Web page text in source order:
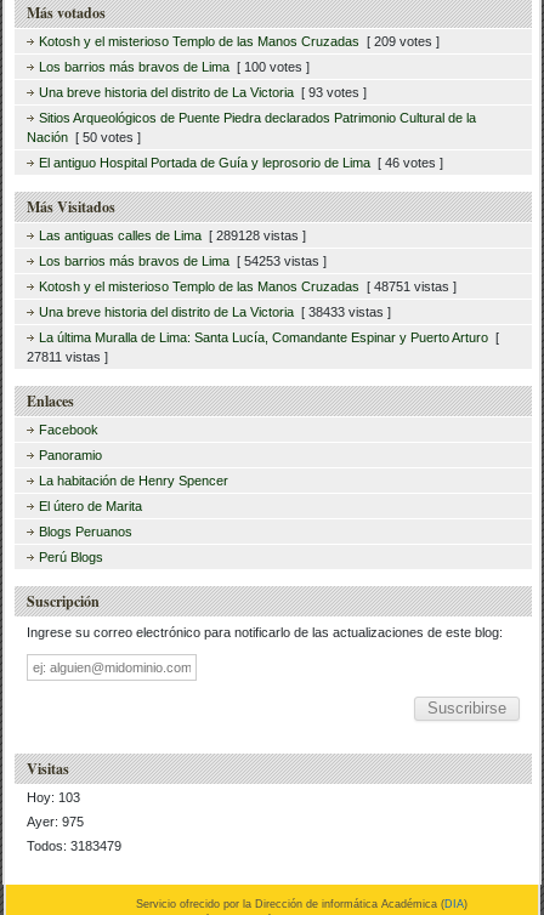
Más votados
Kotosh y el misterioso Templo de las Manos Cruzadas [ 209 votes ]
Los barrios más bravos de Lima [ 100 votes ]
Una breve historia del distrito de La Victoria [ 93 votes ]
Sitios Arqueológicos de Puente Piedra declarados Patrimonio Cultural de la
Nación [ 50 votes ]
El antiguo Hospital Portada de Guía y leprosorio de Lima [ 46 votes ]
Más Visitados
Las antiguas calles de Lima [ 289128 vistas ]
Los barrios más bravos de Lima [ 54253 vistas ]
Kotosh y el misterioso Templo de las Manos Cruzadas [ 48751 vistas ]
Una breve historia del distrito de La Victoria [ 38433 vistas ]
La última Muralla de Lima: Santa Lucía, Comandante Espinar y Puerto Arturo [
27811 vistas ]
Enlaces
Facebook
Panoramio
La habitación de Henry Spencer
El útero de Marita
Blogs Peruanos
Perú Blogs
Suscripción
Ingrese su correo electrónico para notificarlo de las actualizaciones de este blog:
Dirección
de
correo
Visitas
Hoy: 103
Ayer: 975
Todos: 3183479
Servicio ofrecido por la Dirección de informática Académica (DIA)